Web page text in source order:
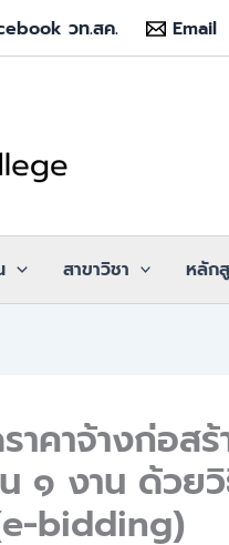
วท.สค. Email
สาขาวิชา หลัก
าคาจ้างก่อส
๑ งาน ด้วยวิ
bidding)